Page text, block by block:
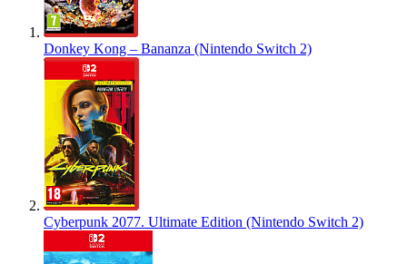
Donkey Kong – Bananza (Nintendo Switch 2)
Cyberpunk 2077. Ultimate Edition (Nintendo Switch 2)